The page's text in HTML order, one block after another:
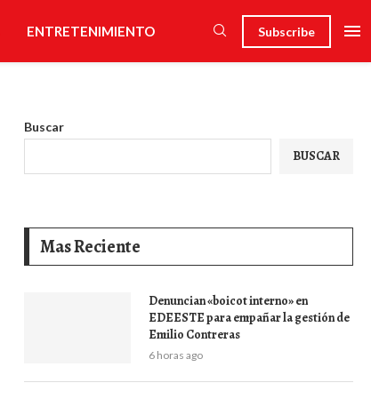
ENTRETENIMIENTO Subscribe
Buscar
BUSCAR
Mas Reciente
Denuncian «boicot interno» en
EDEESTE para empañar la gestión de
Emilio Contreras
6 horas ago